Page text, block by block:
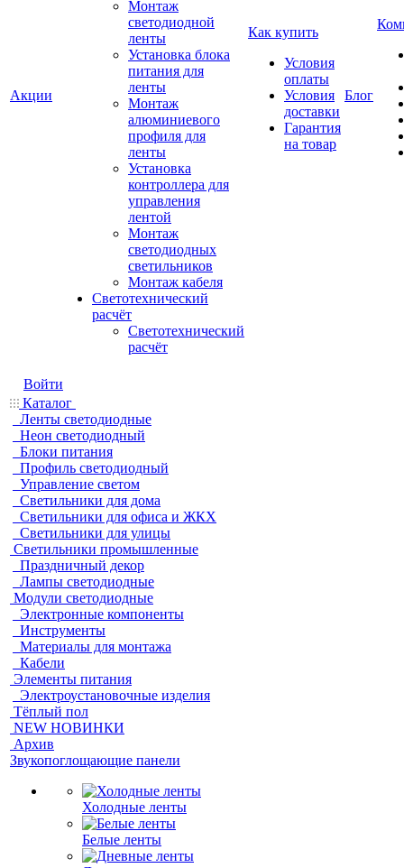
Акции
Монтаж
светодиодной
ленты
Установка блока
питания для
ленты
Монтаж
алюминиевого
профиля для
ленты
Установка
контроллера для
управления
лентой
Монтаж
светодиодных
светильников
Монтаж кабеля
Светотехнический
расчёт
Светотехнический
расчёт
Как купить
Условия
оплаты
Условия
доставки
Гарантия
на товар
Блог
Войти
Каталог
Ленты светодиодные
Неон светодиодный
Блоки питания
Профиль светодиодный
Управление светом
Светильники для дома
Светильники для офиса и ЖКХ
Светильники для улицы
Светильники промышленные
Праздничный декор
Лампы светодиодные
Модули светодиодные
Электронные компоненты
Инструменты
Материалы для монтажа
Кабели
Элементы питания
Электроустановочные изделия
Тёплый пол
NEW НОВИНКИ
Архив
Звукопоглощающие панели
Холодные ленты
Белые ленты